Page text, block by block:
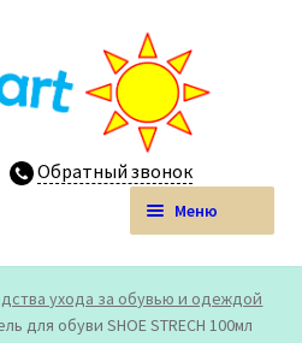
Обратный звонок
Меню
мелким оптом
ухода за обувью и одеждой
для обуви SHOE STRECH 100мл